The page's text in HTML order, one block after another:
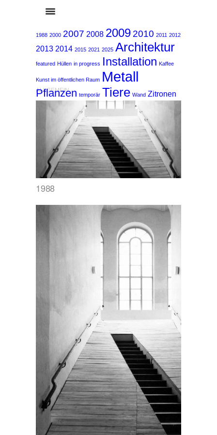
1988 2000 2007 2008 2009 2010 2011 2012
2013 2014 2015 2021 2025 Architektur
featured Hüllen in progress Installation Kaffee
Kunst im öffentlichen Raum Metall
Pflanzen temporär Tiere Wand Zitronen
ALLGEMEIN
1988